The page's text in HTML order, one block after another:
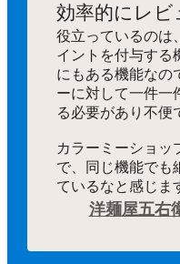
効率的にレビ
役立っているのは
イントを付与する
にもある機能なの
ーに対して一件一
る必要があり不便
カラーミーショッ
で、同じ機能でも
ているなと感じま
洋麺屋五右